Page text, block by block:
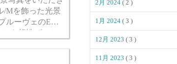
/Mを飾った光景
ルーヴェのEM
も相性ばっち
2月 2024 ( 2 )
1月 2024 ( 3 )
12月 2023 ( 3 )
11月 2023 ( 3 )